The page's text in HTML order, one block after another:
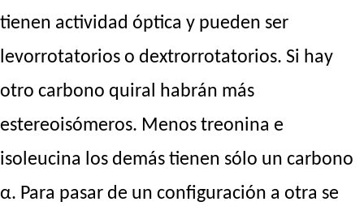
tienen actividad óptica y pueden ser
levorrotatorios o dextrorrotatorios. Si hay
otro carbono quiral habrán más
estereoisómeros. Menos treonina e
isoleucina los demás tienen sólo un carbono
α. Para pasar de un configuración a otra se